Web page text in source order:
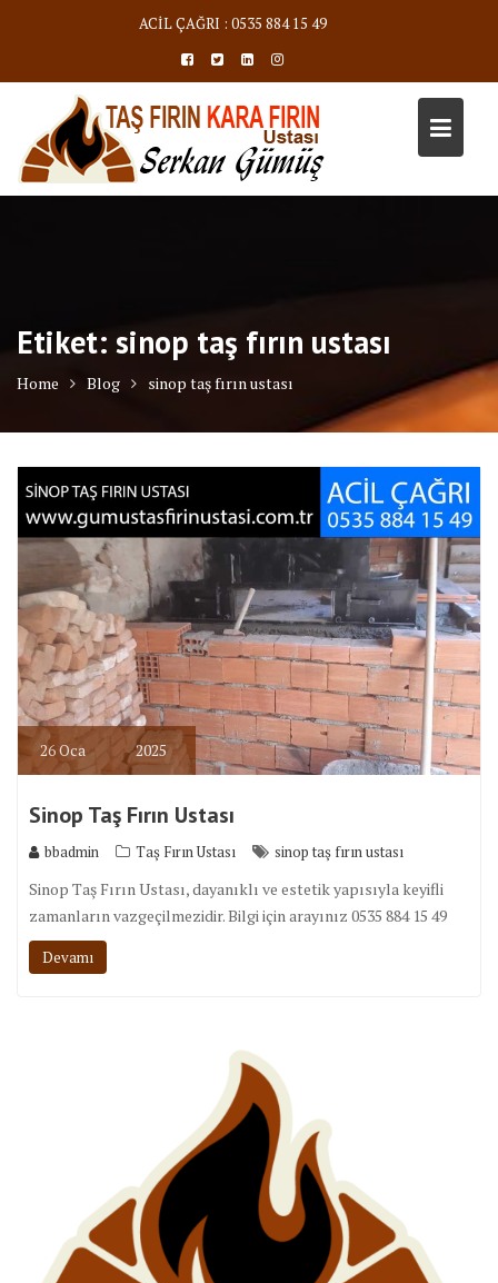
ACİL ÇAĞRI : 0535 884 15 49
Etiket: sinop taş fırın ustası
Home Blog sinop taş fırın ustası
26Oca 2025
Sinop Taş Fırın Ustası
bbadmin Taş Fırın Ustası sinop taş fırın ustası
Sinop Taş Fırın Ustası, dayanıklı ve estetik yapısıyla keyifli
zamanların vazgeçilmezidir. Bilgi için arayınız 0535 884 15 49
Devamı